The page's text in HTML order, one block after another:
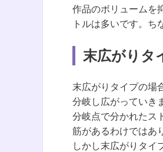
作品のボリュームを
トルは多いです。ち
末広がりタ
末広がりタイプの場
分岐し広がっていき
分岐点で分かれたス
筋があるわけではあ
しかし末広がりタイ